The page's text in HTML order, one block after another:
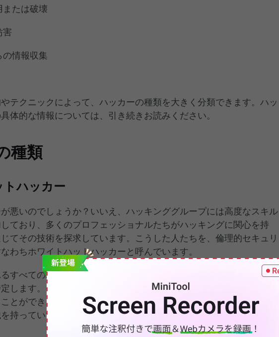
または破壊
害
の情報収集
テクニックによって、ハッカーの種類を大きく分類できます。ハッ
体的な情報については、引き続きお読みください。
種類
ハッカー
悪いのでしょうか？いいえ、ハッキンググループには高度なスキル
ており、多くのプロフェッショナルたちがハッキングに関心を持
てその技術を探求しています。こうした人たちを、倫理的セキュリ
わちホワイトハットハッカーと呼んでいます。
すべてのハッキング技術を模倣し、現在のシステムが持つセキュリ
します。そうすることで、セキュリティの弱点を強化するための対
とができます。他のハッカーとは異なり、ホワイトハットハッカー
持っていて、法律やルールを守ることを重視しています。